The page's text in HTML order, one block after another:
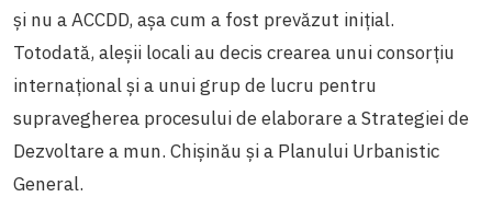
și nu a ACCDD, așa cum a fost prevăzut inițial.
Totodată, aleșii locali au decis crearea unui consorțiu
internațional și a unui grup de lucru pentru
supravegherea procesului de elaborare a Strategiei de
Dezvoltare a mun. Chișinău și a Planului Urbanistic
General.